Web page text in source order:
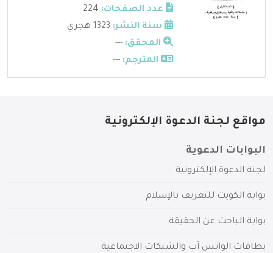
عدد الصفحات:
سنة النشر:
المحقق: ---
المترجم: ---
مواقع لجنة الدعوة الإلكترونية
البوابات الدعوية
لجنة الدعوة الإلكترونية
بوابة الكويت للتعريف بالإسلام
بوابة الباحث عن الحقيقة
بطاقات الواتس آب والشبكات الاجتماعية